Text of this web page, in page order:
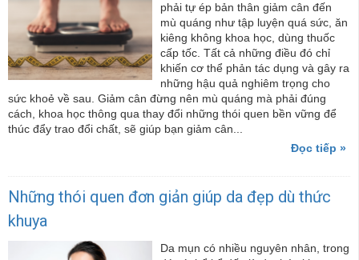
phải tự ép bản thân giảm cân đến
mù quáng như tập luyện quá sức, ăn
kiêng không khoa học, dùng thuốc
cấp tốc. Tất cả những điều đó chỉ
khiến cơ thể phản tác dụng và gây ra
những hậu quả nghiêm trọng cho
sức khoẻ về sau. Giảm cân đừng nên mù quáng mà phải đúng
cách, khoa học thông qua thay đổi những thói quen bền vững để
thúc đẩy trao đổi chất, sẽ giúp bạn giảm cân...
Đọc tiếp »
Những thói quen đơn giản giúp da đẹp dù thức
khuya
Da mụn có nhiều nguyên nhân, trong